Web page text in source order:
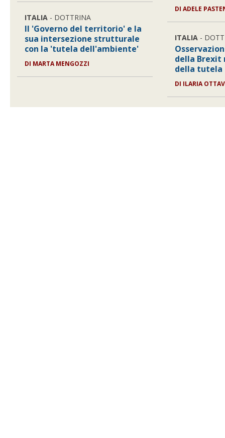
ITALIA - DOTTRINA
Il 'Governo del territorio' e la
sua intersezione strutturale
con la 'tutela dell'ambiente'
DI MARTA MENGOZZI
DIADELE
ITALIA -
della Brexit
della
DI ILARIA